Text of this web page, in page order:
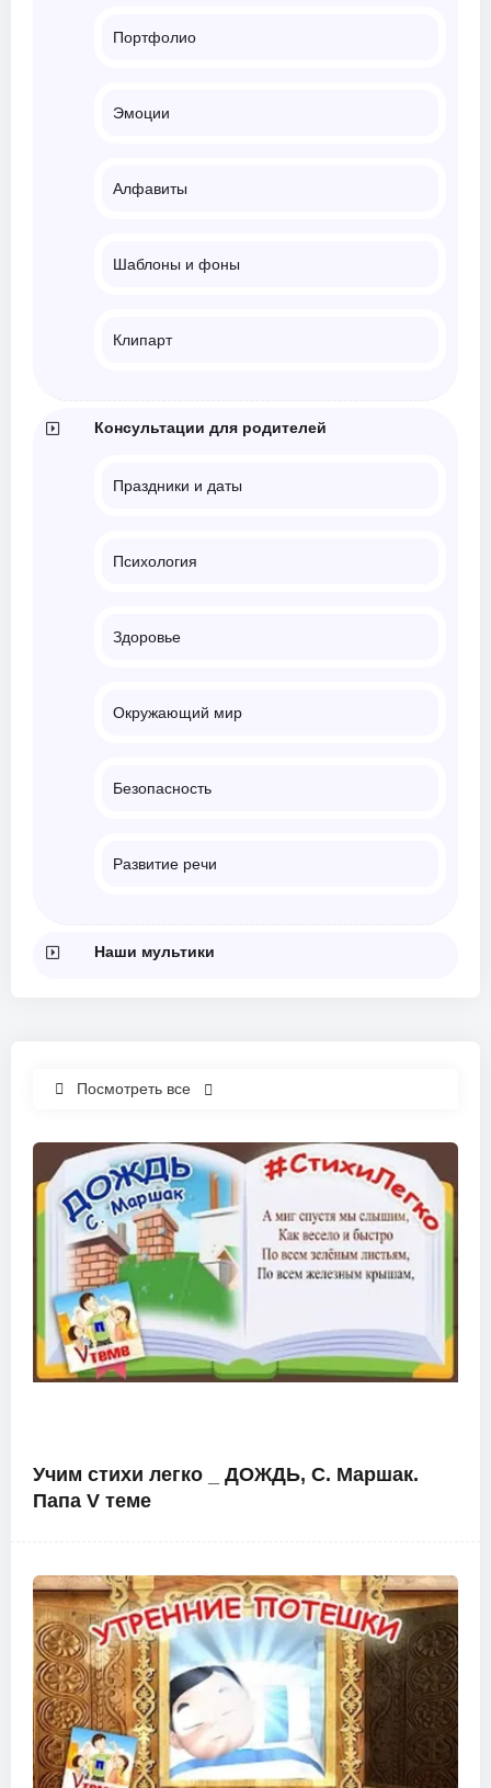
Портфолио
Эмоции
Алфавиты
Шаблоны и фоны
Клипарт
Консультации для родителей
Праздники и даты
Психология
Здоровье
Окружающий мир
Безопасность
Развитие речи
Наши мультики
Посмотреть все
Учим стихи легко _ ДОЖДЬ, С. Маршак.
Папа V теме